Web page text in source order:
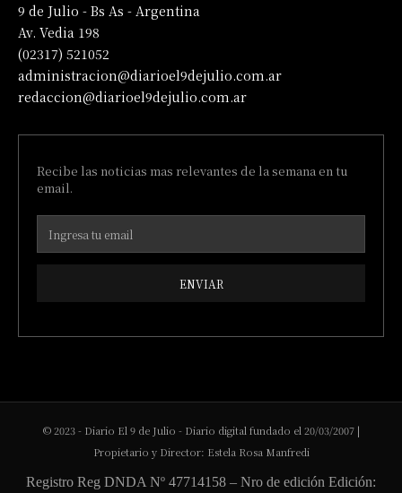
9 de Julio - Bs As - Argentina
Av. Vedia 198
(02317) 521052
administracion@diarioel9dejulio.com.ar
redaccion@diarioel9dejulio.com.ar
Recibe las noticias mas relevantes de la semana en tu
email.
ENVIAR
© 2023 - Diario El 9 de Julio - Diario digital fundado el 20/03/2007 |
Propietario y Director: Estela Rosa Manfredi
Registro Reg DNDA Nº 47714158 – Nro de edición Edición: